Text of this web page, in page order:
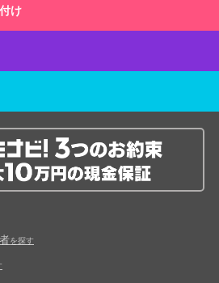
け
を探す